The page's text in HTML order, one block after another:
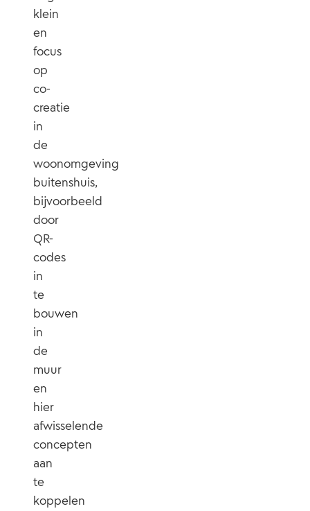
klein
en
focus
op
co-
creatie
in
de
woonomgeving
buitenshuis,
bijvoorbeeld
door
QR-
codes
in
te
bouwen
in
de
muur
en
hier
afwisselende
concepten
aan
te
koppelen